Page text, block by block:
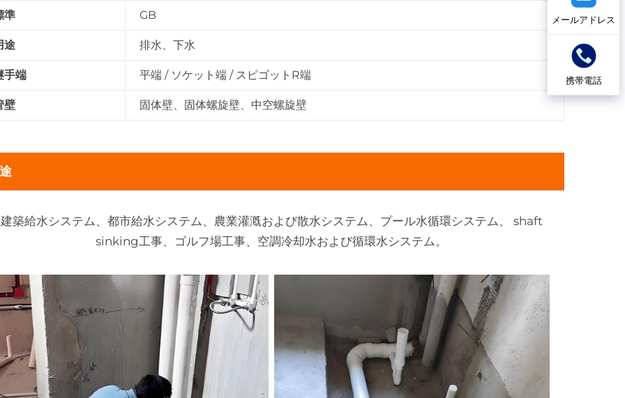
準 GB
途 排水、下水
手端 平端 / ソケット端 / スピゴットR端
壁 固体壁、固体螺旋壁、中空螺旋壁
建築給水システム、都市給水システム、農業灌漑および散水システム、プール水循環システム、 shaft
sinking工事、ゴルフ場工事、空調冷却水および循環水システム。
メールアドレス
携帯電話